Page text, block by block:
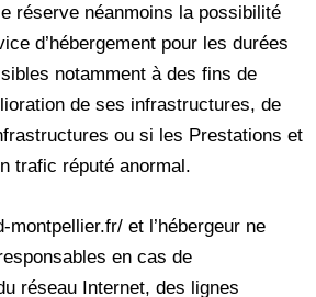
réserve néanmoins la possibilité
d’hébergement pour les durées
notamment à des fins de
de ses infrastructures, de
ou si les Prestations et
trafic réputé anormal.
montpellier.fr/ et l’hébergeur ne
en cas de
réseau Internet, des lignes